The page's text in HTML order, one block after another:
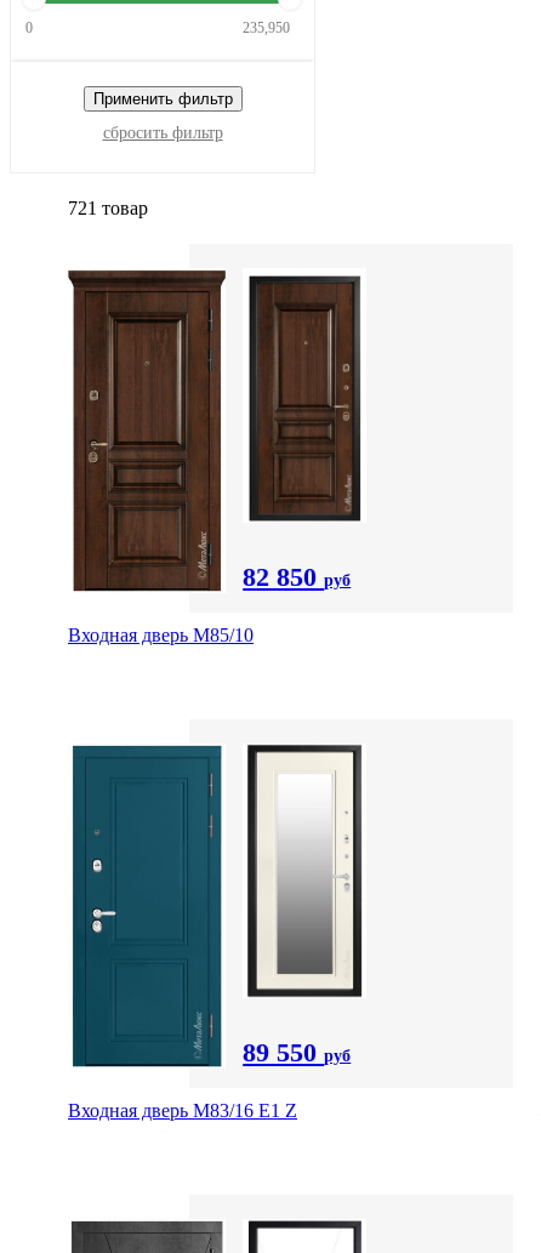
0 235,950
Применить фильтр
сбросить фильтр
721 товар
82 850руб
Входная дверь M85/10
89 550руб
Входная дверь M83/16 Е1 Z